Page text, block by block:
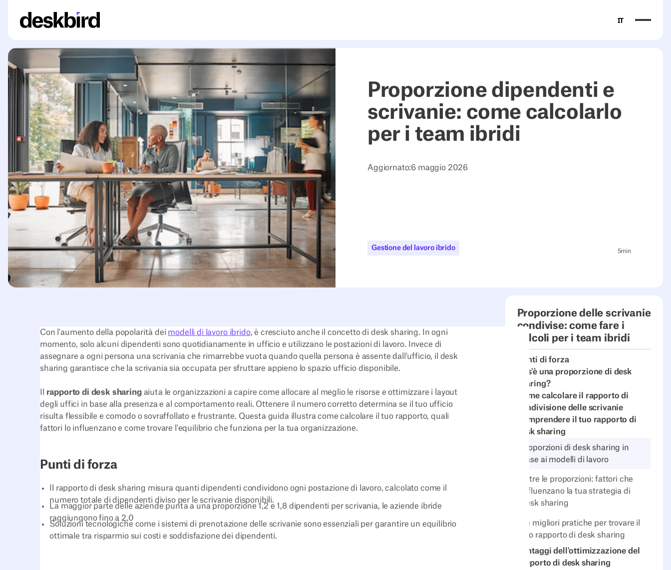
IT
Proporzione dipendenti e
scrivanie: come calcolarlo
per i team ibridi
Aggiornato:6 maggio 2026
Gestione del lavoro ibrido 5min
Proporzione delle scrivanie
condivise: come fare i
calcoli per i team ibridi
Punti di forza
Cos'è una proporzione di desk
sharing?
Come calcolare il rapporto di
condivisione delle scrivanie
Comprendere il tuo rapporto di
desk sharing
Proporzioni di desk sharing in
base ai modelli di lavoro
Oltre le proporzioni: fattori che
influenzano la tua strategia di
desk sharing
Le migliori pratiche per trovare il
tuo rapporto di desk sharing
Vantaggi dell'ottimizzazione del
rapporto di desk sharing
Con l'aumento della popolarità dei modelli di lavoro ibrido, è cresciuto anche il concetto di desk sharing. In ogni
momento, solo alcuni dipendenti sono quotidianamente in ufficio e utilizzano le postazioni di lavoro. Invece di
assegnare a ogni persona una scrivania che rimarrebbe vuota quando quella persona è assente dall'ufficio, il desk
sharing garantisce che la scrivania sia occupata per sfruttare appieno lo spazio ufficio disponibile.
rapporto di desk sharingaiuta le organizzazioni a capire come allocare al meglio le risorse e ottimizzare i layout
degli uffici in base alla presenza e al comportamento reali. Ottenere il numero corretto determina se il tuo ufficio
risulta flessibile e comodo o sovraffollato e frustrante. Questa guida illustra come calcolare il tuo rapporto, quali
fattori lo influenzano e come trovare l'equilibrio che funziona per la tua organizzazione.
Punti di forza
Il rapporto di desk sharing misura quanti dipendenti condividono ogni postazione di lavoro, calcolato come il
numero totale di dipendenti diviso per le scrivanie disponibili.
La maggior parte delle aziende punta a una proporzione 1,2 e 1,8 dipendenti per scrivania, le aziende ibride
raggiungono fino a 2,0
Soluzioni tecnologiche come i sistemi di prenotazione delle scrivanie sono essenziali per garantire un equilibrio
ottimale tra risparmio sui costi e soddisfazione dei dipendenti.